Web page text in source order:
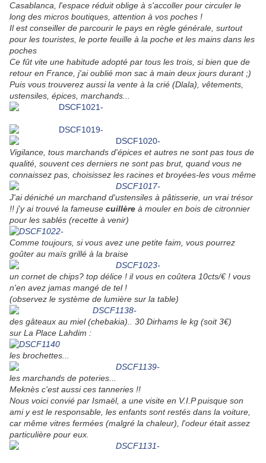
Casablanca, l'espace réduit oblige à s'accoller pour circuler le
long des micros boutiques, attention à vos poches !
Il est conseiller de parcourir le pays en règle générale, surtout
pour les touristes, le porte feuille à la poche et les mains dans les
poches
Ce fût vite une habitude adopté par tous les trois, si bien que de
retour en France, j'ai oublié mon sac à main deux jours durant ;)
Puis vous trouverez aussi la vente à la crié (Dlala), vêtements,
ustensiles, épices, marchands...
Vigilance, tous marchands d'épices et autres ne sont pas tous de
qualité, souvent ces derniers ne sont pas brut, quand vous ne
connaissez pas, choisissez les racines et broyées-les vous même
J'ai déniché un marchand d'ustensiles à pâtisserie, un vrai trésor
!! j'y ai trouvé la fameuse cuillère à mouler en bois de citronnier
pour les sablés (recette à venir)
Comme toujours, si vous avez une petite faim, vous pourrez
goûter au maïs grillé à la braise
un cornet de chips? top délice ! il vous en coûtera 10cts/€ ! vous
n'en avez jamas mangé de tel !
(observez le système de lumière sur la table)
des gâteaux au miel (chebakia).. 30 Dirhams le kg (soit 3€)
sur La Place Lahdim :
les brochettes...
les marchands de poteries...
Meknès c'est aussi ces tanneries !!
Nous voici convié par Ismaël, a une visite en V.I.P puisque son
ami y est le responsable, les enfants sont restés dans la voiture,
car même vitres fermées (malgré la chaleur), l'odeur était assez
particulière pour eux.